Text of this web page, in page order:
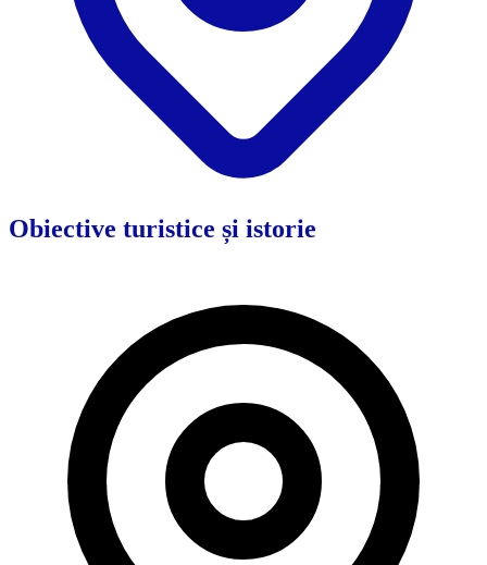
Obiective turistice și istorie